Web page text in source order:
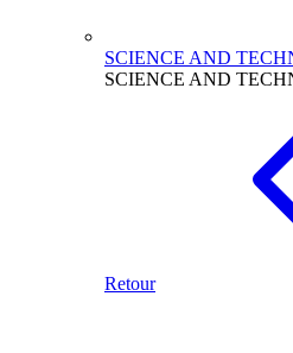
SCIENCE AND
SCIENCE AND
Retour